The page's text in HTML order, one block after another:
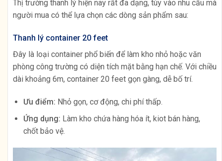
Thị trường thanh lý hiện nay rất đa dạng, tùy vào nhu cầu mà
người mua có thể lựa chọn các dòng sản phẩm sau:
Thanh lý container 20 feet
Đây là loại container phổ biến để làm kho nhỏ hoặc văn
phòng công trường có diện tích mặt bằng hạn chế. Với chiều
dài khoảng 6m, container 20 feet gọn gàng, dễ bố trí.
Ưu điểm: Nhỏ gọn, cơ động, chi phí thấp.
Ứng dụng: Làm kho chứa hàng hóa ít, kiot bán hàng,
chốt bảo vệ.